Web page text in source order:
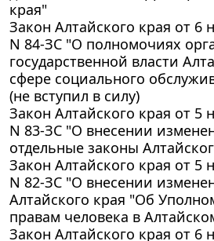
края"
Закон Алтайского края от 6
N 84-ЗС "О полномочиях
государственной власти
сфере социального
(не вступил в силу)
Закон Алтайского края от 5
N 83-ЗС "О внесении
отдельные законы
Закон Алтайского края от 5
N 82-ЗС "О внесении
Алтайского края "Об
правам человека в
Закон Алтайского края от 6